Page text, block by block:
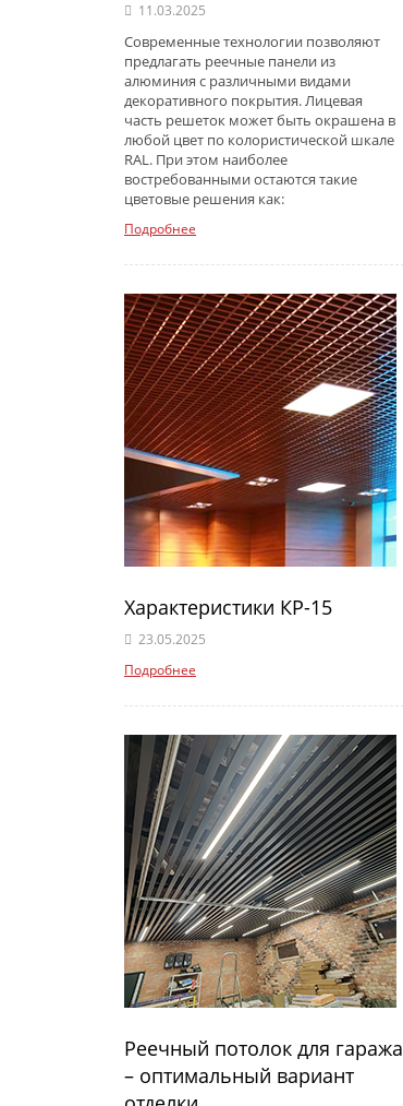
11.03.2025
Современные технологии позволяют
предлагать реечные панели из
алюминия с различными видами
декоративного покрытия. Лицевая
часть решеток может быть окрашена в
любой цвет по колористической шкале
RAL. При этом наиболее
востребованными остаются такие
цветовые решения как:
Подробнее
Характеристики КР-15
23.05.2025
Подробнее
Реечный потолок для гаража
– оптимальный вариант